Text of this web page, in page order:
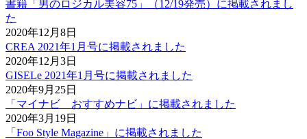
書籍「男のロジカル美容75」（12/19発売）に掲載されまし
た
2020年12月8日
CREA 2021年1月号に掲載されました
2020年12月3日
GISELe 2021年1月号に掲載されました
2020年9月25日
「マイナビ おすすめナビ」に掲載されました
2020年3月19日
「Foo Style Magazine」に掲載されました